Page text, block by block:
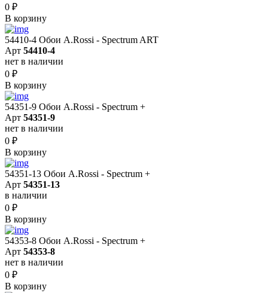
0 ₽
В корзину
54410-4 Обои A.Rossi - Spectrum ART
Арт 54410-4
нет в наличии
0 ₽
В корзину
54351-9 Обои A.Rossi - Spectrum +
Арт 54351-9
нет в наличии
0 ₽
В корзину
54351-13 Обои A.Rossi - Spectrum +
Арт 54351-13
в наличии
0 ₽
В корзину
54353-8 Обои A.Rossi - Spectrum +
Арт 54353-8
нет в наличии
0 ₽
В корзину